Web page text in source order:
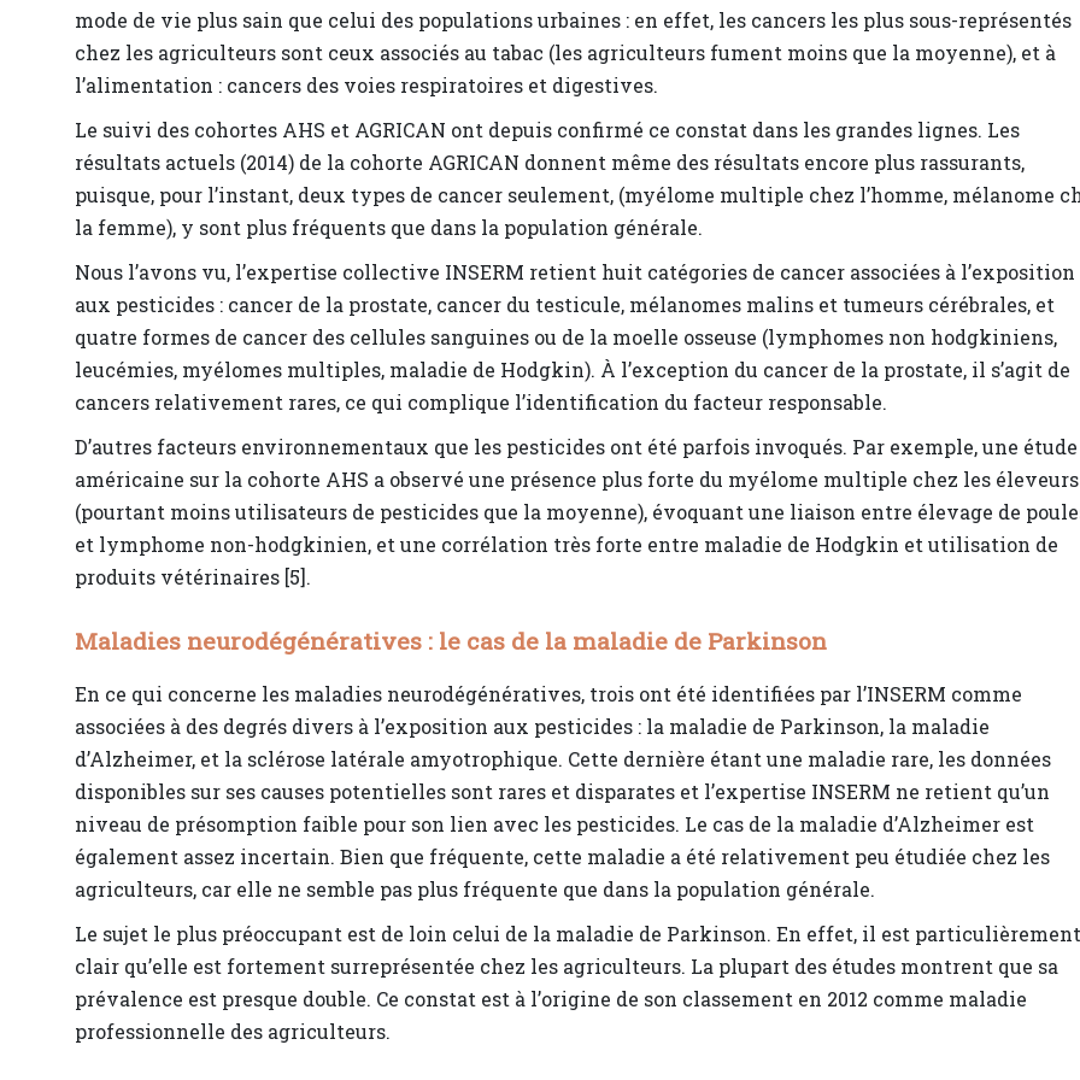
mode de vie plus sain que celui des populations urbaines : en effet, les cancers les plus sous-représentés
chez les agriculteurs sont ceux associés au tabac (les agriculteurs fument moins que la moyenne), et à
l’alimentation : cancers des voies respiratoires et digestives.
Le suivi des cohortes AHS et AGRICAN ont depuis confirmé ce constat dans les grandes lignes. Les
résultats actuels (2014) de la cohorte AGRICAN donnent même des résultats encore plus rassurants,
puisque, pour l’instant, deux types de cancer seulement, (myélome multiple chez l’homme, mélanome
la femme), y sont plus fréquents que dans la population générale.
Nous l’avons vu, l’expertise collective INSERM retient huit catégories de cancer associées à l’exposition
aux pesticides : cancer de la prostate, cancer du testicule, mélanomes malins et tumeurs cérébrales, et
quatre formes de cancer des cellules sanguines ou de la moelle osseuse (lymphomes non hodgkiniens,
leucémies, myélomes multiples, maladie de Hodgkin). À l’exception du cancer de la prostate, il s’agit de
cancers relativement rares, ce qui complique l’identification du facteur responsable.
D’autres facteurs environnementaux que les pesticides ont été parfois invoqués. Par exemple, une étude
américaine sur la cohorte AHS a observé une présence plus forte du myélome multiple chez les éleveurs
(pourtant moins utilisateurs de pesticides que la moyenne), évoquant une liaison entre élevage de
et lymphome non-hodgkinien, et une corrélation très forte entre maladie de Hodgkin et utilisation de
produits vétérinaires [5].
Maladies neurodégénératives : le cas de la maladie de Parkinson
En ce qui concerne les maladies neurodégénératives, trois ont été identifiées par l’INSERM comme
associées à des degrés divers à l’exposition aux pesticides : la maladie de Parkinson, la maladie
d’Alzheimer, et la sclérose latérale amyotrophique. Cette dernière étant une maladie rare, les données
disponibles sur ses causes potentielles sont rares et disparates et l’expertise INSERM ne retient qu’un
niveau de présomption faible pour son lien avec les pesticides. Le cas de la maladie d’Alzheimer est
également assez incertain. Bien que fréquente, cette maladie a été relativement peu étudiée chez les
agriculteurs, car elle ne semble pas plus fréquente que dans la population générale.
Le sujet le plus préoccupant est de loin celui de la maladie de Parkinson. En effet, il est particulièrement
clair qu’elle est fortement surreprésentée chez les agriculteurs. La plupart des études montrent que sa
prévalence est presque double. Ce constat est à l’origine de son classement en 2012 comme maladie
professionnelle des agriculteurs.